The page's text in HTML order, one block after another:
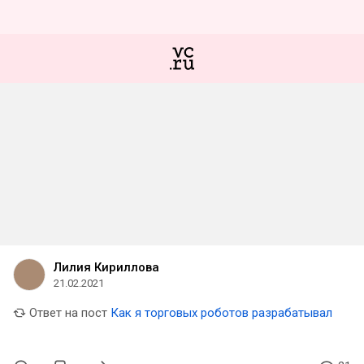
Лилия Кириллова
21.02.2021
Ответ на пост Как я торговых роботов разрабатывал